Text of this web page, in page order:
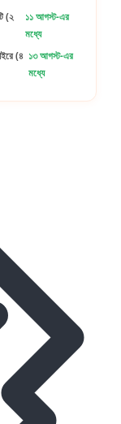
(২
১১ আগস্ট-এর
মধ্যে
(৪ ১৩ আগস্ট-এর
মধ্যে